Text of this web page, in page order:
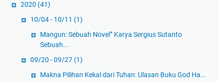
2020 (41)
10/04 - 10/11 (1)
Mangun: Sebuah Novel” Karya Sergius Sutanto
Sebuah...
09/20 - 09/27 (1)
Makna Pilihan Kekal dari Tuhan: Ulasan Buku God Ha...